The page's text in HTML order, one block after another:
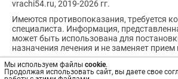
Мы используем файлы cookie.
Продолжая использовать сайт, вы даете свое
vrachi54.ru, 2019-2026 гг.
Имеются противопоказания, требуется
специалиста. Информация,
может быть использована для
назначения лечения и не заменяет прием
Возрастное ограничение: 18+